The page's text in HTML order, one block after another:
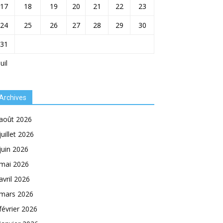
17 18 19 20 21 22
23
24
25 26 27 28 29
30
31
2026
2026
2026
2026
2026
2026
2026